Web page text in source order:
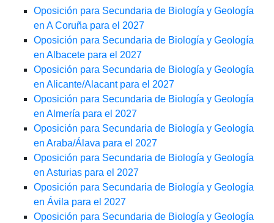
Oposición para Secundaria de Biología y Geología
en A Coruña para el 2027
Oposición para Secundaria de Biología y Geología
en Albacete para el 2027
Oposición para Secundaria de Biología y Geología
en Alicante/Alacant para el 2027
Oposición para Secundaria de Biología y Geología
en Almería para el 2027
Oposición para Secundaria de Biología y Geología
en Araba/Álava para el 2027
Oposición para Secundaria de Biología y Geología
en Asturias para el 2027
Oposición para Secundaria de Biología y Geología
en Ávila para el 2027
Oposición para Secundaria de Biología y Geología